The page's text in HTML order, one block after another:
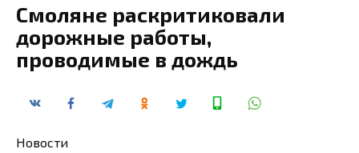
Смоляне раскритиковали
дорожные работы,
проводимые в дождь
Новости